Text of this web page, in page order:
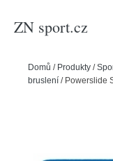
ZN sport.cz
Domů / Produkty /
bruslení / Powerslide